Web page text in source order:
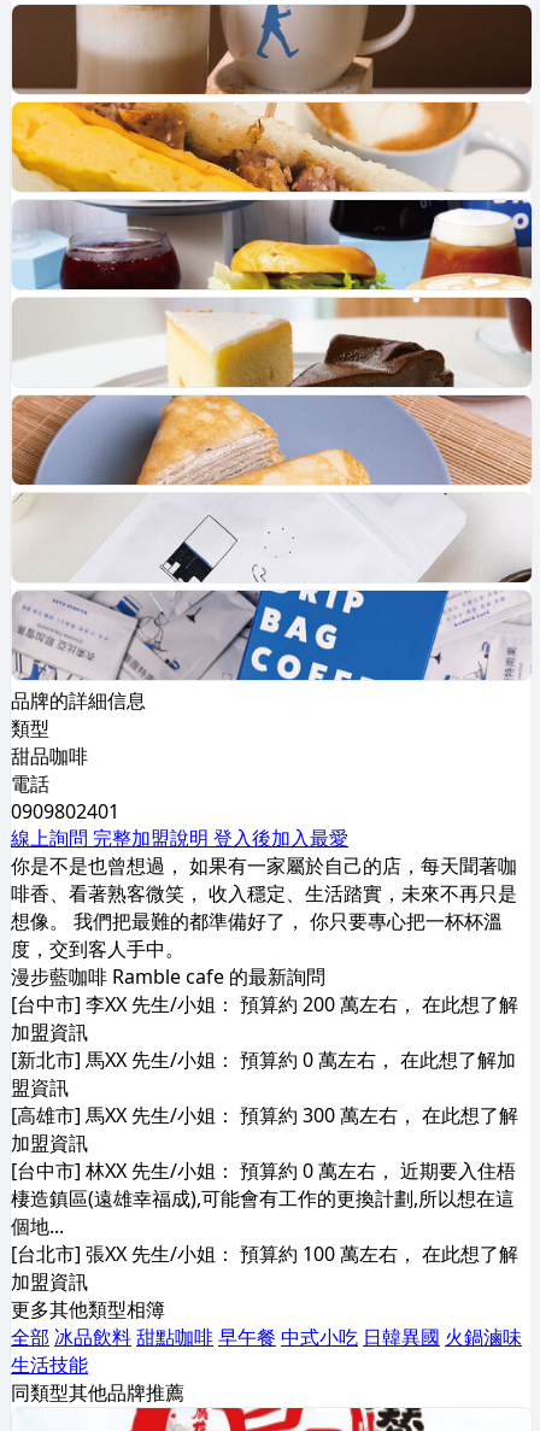
品牌的詳細信息
類型
甜品咖啡
電話
0909802401
線上詢問 完整加盟說明 登入後加入最愛
你是不是也曾想過， 如果有一家屬於自己的店，每天聞著咖
啡香、看著熟客微笑， 收入穩定、生活踏實，未來不再只是
想像。 我們把最難的都準備好了， 你只要專心把一杯杯溫
度，交到客人手中。
漫步藍咖啡 Ramble cafe 的最新詢問
[台中市] 李XX 先生/小姐： 預算約 200 萬左右， 在此想了解
加盟資訊
[新北市] 馬XX 先生/小姐： 預算約 0 萬左右， 在此想了解加
盟資訊
[高雄市] 馬XX 先生/小姐： 預算約 300 萬左右， 在此想了解
加盟資訊
[台中市] 林XX 先生/小姐： 預算約 0 萬左右， 近期要入住梧
棲造鎮區(遠雄幸福成),可能會有工作的更換計劃,所以想在這
個地...
[台北市] 張XX 先生/小姐： 預算約 100 萬左右， 在此想了解
加盟資訊
更多其他類型相簿
全部 冰品飲料甜點咖啡早午餐 中式小吃 日韓異國 火鍋滷味
生活技能
同類型其他品牌推薦